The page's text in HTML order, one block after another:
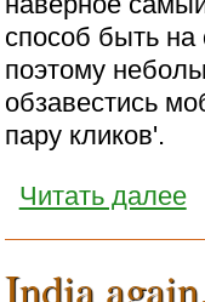
способ быть
поэтому
обзавестись
пару кликов'.
Читать далее
India